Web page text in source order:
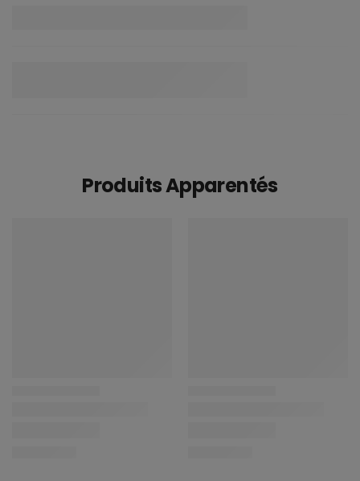
Produits Apparentés